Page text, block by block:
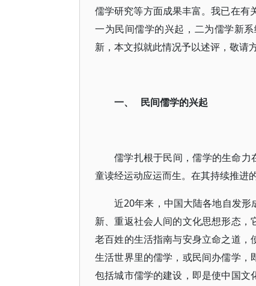
儒学研究等方面成果丰富。我已在有
一为民间儒学的兴起，二为儒学新
新，本文拟就此情况予以述评，敬请
一、 民间儒学的兴起
儒学扎根于民间，儒学的生命力
童读经运动应运而生。在其持续推进
近20年来，中国大陆各地自发
新、重返社会人间的文化思想形态
老百姓的生活指南与安身立命之道，
生活世界里的儒学，或民间办儒学，
包括城市儒学的建设，即是使中国